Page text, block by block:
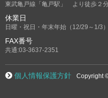
東武亀戸線「亀戸駅」 より徒歩２
休業日
日曜・祝日・年末年始（12/29～1/3）
FAX番号
共通:03-3637-2351
個人情報保護方針 Copyright